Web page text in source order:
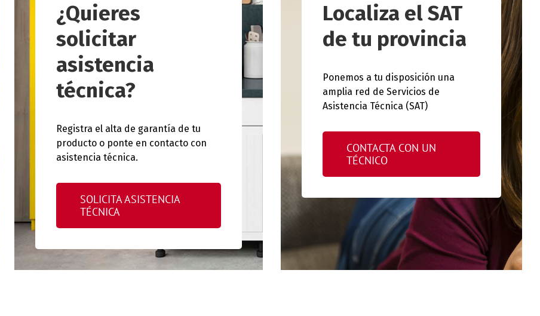
¿Quieres
solicitar
asistencia
técnica?
Registra el alta de garantía de tu
producto o ponte en contacto con
asistencia técnica.
SOLICITA ASISTENCIA
TÉCNICA
Localiza el SAT
de tu provincia
Ponemos a tu disposición una
amplia red de Servicios de
Asistencia Técnica (SAT)
CONTACTA CON UN
TÉCNICO